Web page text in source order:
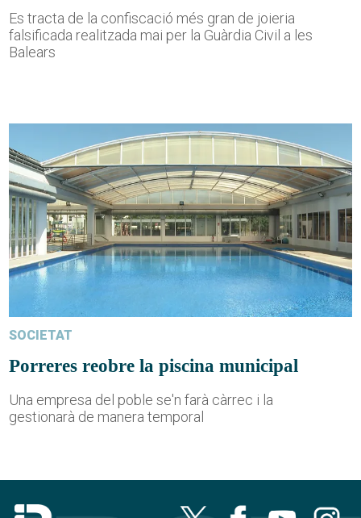
Es tracta de la confiscació més gran de joieria
falsificada realitzada mai per la Guàrdia Civil a les
Balears
SOCIETAT
Porreres reobre la piscina municipal
Una empresa del poble se'n farà càrrec i la
gestionarà de manera temporal